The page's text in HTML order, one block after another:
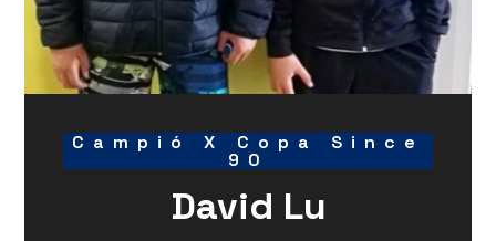
Campió X Copa Since
90
David Lu